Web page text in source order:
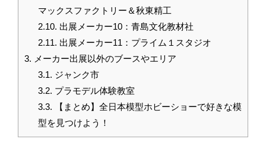
マックスファクトリー＆秋東精工
2.10. 出展メーカー10：青島文化教材社
2.11. 出展メーカー11：プライム１スタジオ
3. メーカー出展以外のブースやエリア
3.1. ジャンク市
3.2. プラモデル体験教室
3.3. 【まとめ】全日本模型ホビーショーで好きな模
型を見つけよう！